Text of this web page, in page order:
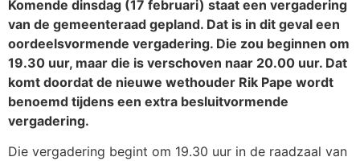
Komende dinsdag (17 februari) staat een vergadering
van de gemeenteraad gepland. Dat is in dit geval een
oordeelsvormende vergadering. Die zou beginnen om
19.30 uur, maar die is verschoven naar 20.00 uur. Dat
komt doordat de nieuwe wethouder Rik Pape wordt
benoemd tijdens een extra besluitvormende
vergadering.
Die vergadering begint om 19.30 uur in de raadzaal van